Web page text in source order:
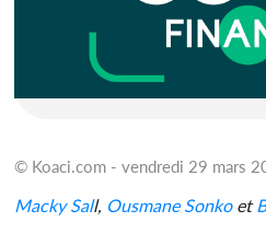
© Koaci.com - vendredi 29 mars
Macky Sall, Ousmane Sonkoet